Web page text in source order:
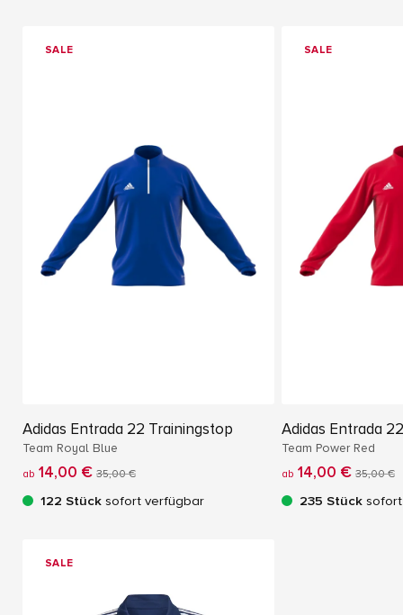
SALE
Adidas Entrada 22 Trainingstop
Team Royal Blue
ab 14,00 € 35,00 €
122 Stück sofort verfügbar
SALE
Adidas Entrada
Team Power Red
ab 14,00 € 35,00 €
235 Stück
SALE